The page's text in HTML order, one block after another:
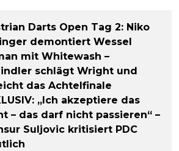
Darts Open Tag 2: Niko
demontiert Wessel
mit Whitewash –
schlägt Wright und
das Achtelfinale
„Ich akzeptiere das
– das darf nicht passieren“ –
Suljovic kritisiert PDC